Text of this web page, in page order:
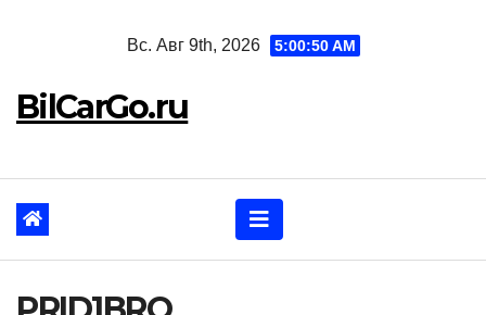
Вс. Авг 9th, 2026 5:00:51 AM
BilCarGo.ru